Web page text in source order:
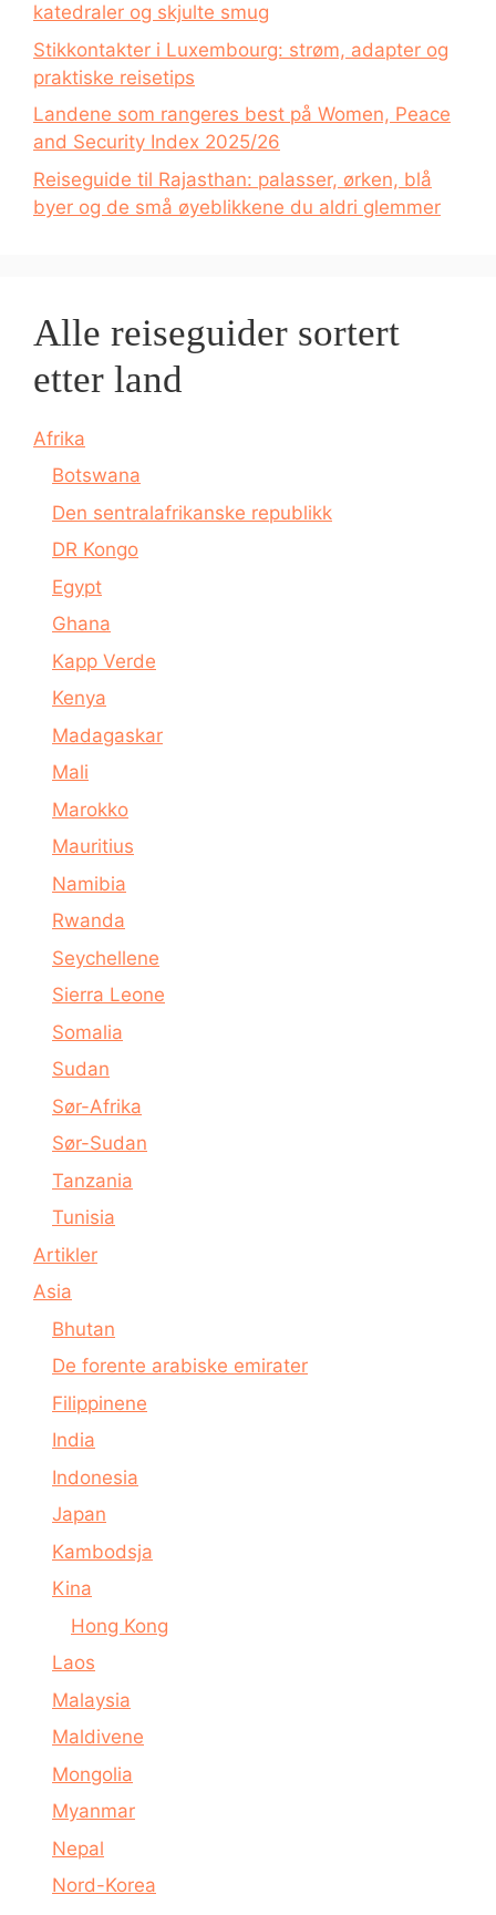
katedraler og skjulte smug
Stikkontakter i Luxembourg: strøm, adapter og
praktiske reisetips
Landene som rangeres best på Women, Peace
and Security Index 2025/26
Reiseguide til Rajasthan: palasser, ørken, blå
byer og de små øyeblikkene du aldri glemmer
Alle reiseguider sortert
etter land
Afrika
Botswana
Den sentralafrikanske republikk
DR Kongo
Egypt
Ghana
Kapp Verde
Kenya
Madagaskar
Mali
Marokko
Mauritius
Namibia
Rwanda
Seychellene
Sierra Leone
Somalia
Sudan
Sør-Afrika
Sør-Sudan
Tanzania
Tunisia
Artikler
Asia
Bhutan
De forente arabiske emirater
Filippinene
India
Indonesia
Japan
Kambodsja
Kina
Hong Kong
Laos
Malaysia
Maldivene
Mongolia
Myanmar
Nepal
Nord-Korea